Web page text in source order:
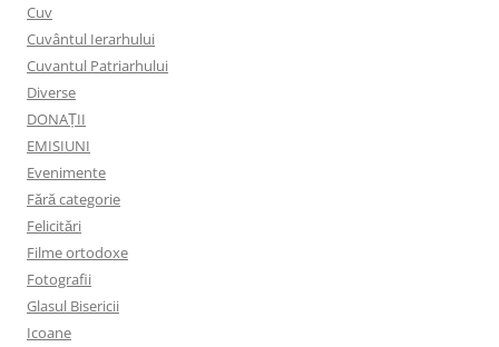
Cuv
Cuvântul Ierarhului
Cuvantul Patriarhului
Diverse
DONAȚII
EMISIUNI
Evenimente
Fără categorie
Felicitări
Filme ortodoxe
Fotografii
Glasul Bisericii
Icoane